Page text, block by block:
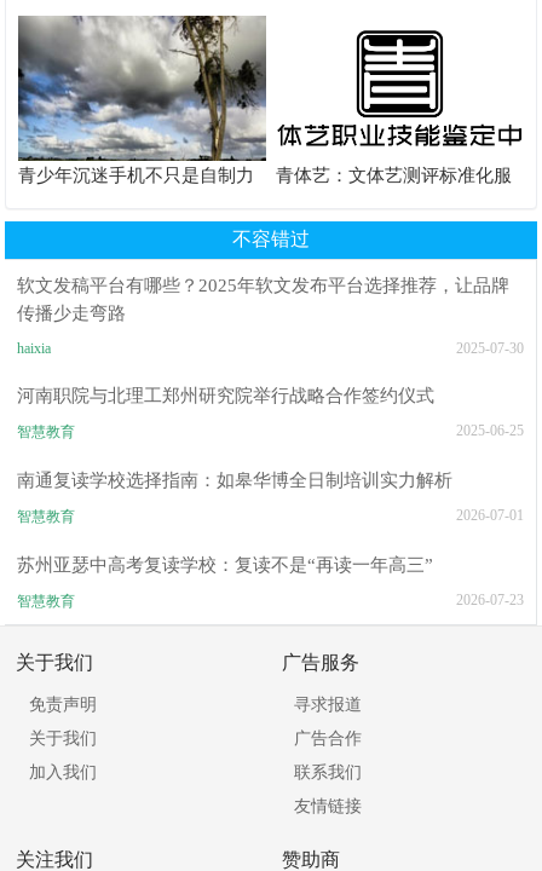
推荐
青少年沉迷手机不只是自制力
青体艺：文体艺测评标准化服
不容错过
软文发稿平台有哪些？2025年软文发布平台选择推荐，让品牌
传播少走弯路
haixia 2025-07-30
河南职院与北理工郑州研究院举行战略合作签约仪式
智慧教育 2025-06-25
南通复读学校选择指南：如皋华博全日制培训实力解析
智慧教育 2026-07-01
苏州亚瑟中高考复读学校：复读不是“再读一年高三”
智慧教育 2026-07-23
关于我们
免责声明
关于我们
加入我们
广告服务
寻求报道
广告合作
联系我们
友情链接
关注我们 赞助商